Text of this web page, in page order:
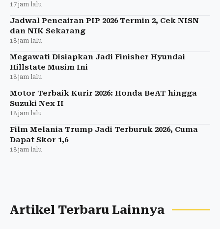
17 jam lalu
Jadwal Pencairan PIP 2026 Termin 2, Cek NISN
dan NIK Sekarang
18 jam lalu
Megawati Disiapkan Jadi Finisher Hyundai
Hillstate Musim Ini
18 jam lalu
Motor Terbaik Kurir 2026: Honda BeAT hingga
Suzuki Nex II
18 jam lalu
Film Melania Trump Jadi Terburuk 2026, Cuma
Dapat Skor 1,6
18 jam lalu
Artikel Terbaru Lainnya